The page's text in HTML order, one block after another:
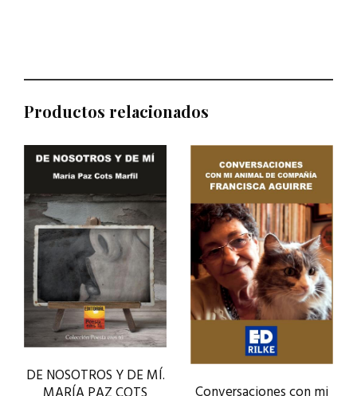
Productos relacionados
DE NOSOTROS Y DE MÍ.